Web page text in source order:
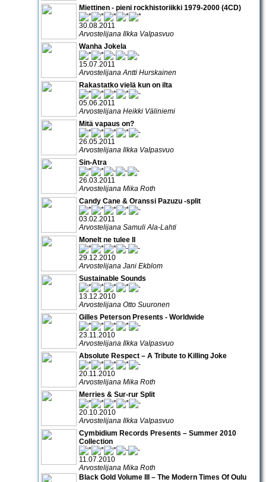
Miettinen - pieni rockhistoriikki 1979-2000 (4CD)
30.08.2011
Arvostelijana Ilkka Valpasvuo
Wanha Jokela
15.07.2011
Arvostelijana Antti Hurskainen
Rakastatko vielä kun on ilta
05.06.2011
Arvostelijana Heikki Väliniemi
Mitä vapaus on?
26.05.2011
Arvostelijana Ilkka Valpasvuo
Sin-Atra
26.03.2011
Arvostelijana Mika Roth
Candy Cane & Oranssi Pazuzu -split
03.02.2011
Arvostelijana Samuli Ala-Lahti
Monelt ne tulee II
29.12.2010
Arvostelijana Jani Ekblom
Sustainable Sounds
13.12.2010
Arvostelijana Otto Suuronen
Gilles Peterson Presents - Worldwide
23.11.2010
Arvostelijana Ilkka Valpasvuo
Absolute Respect – A Tribute to Killing Joke
20.11.2010
Arvostelijana Mika Roth
Merries & Sur-rur Split
20.10.2010
Arvostelijana Ilkka Valpasvuo
Cymbidium Records Presents – Summer 2010
Collection
11.07.2010
Arvostelijana Mika Roth
Black Gold Volume III – The Modern Times Of Oulu